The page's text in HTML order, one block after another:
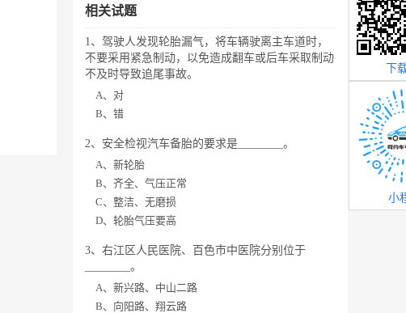
相关试题
1、驾驶人发现轮胎漏气，将车辆驶离主车道时，
不要采用紧急制动，以免造成翻车或后车采取制动
不及时导致追尾事故。
A、对
B、错
2、安全检视汽车备胎的要求是________。
A、新轮胎
B、齐全、气压正常
C、整洁、无磨损
D、轮胎气压要高
3、右江区人民医院、百色市中医院分别位于
________。
A、新兴路、中山二路
B、向阳路、翔云路
下
小